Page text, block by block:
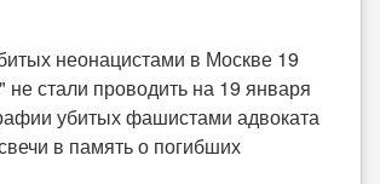
неонацистами в Москве 19
не стали проводить на 19 января
убитых фашистами адвоката
в память о погибших